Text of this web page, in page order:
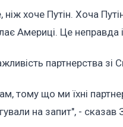
хоче Путін. Хоча
Америці. Це неправда
партнерства зі
тому що ми їхні
на запит", - сказав